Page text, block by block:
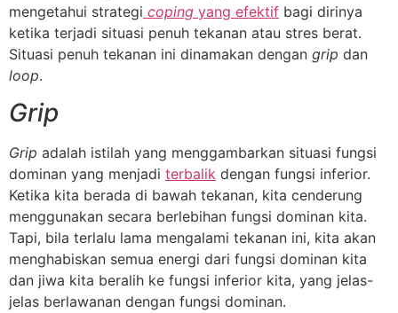
mengetahui strategi coping yang efektif bagi dirinya
ketika terjadi situasi penuh tekanan atau stres berat.
Situasi penuh tekanan ini dinamakan dengan grip dan
loop.
Grip
Grip adalah istilah yang menggambarkan situasi fungsi
dominan yang menjadi terbalik dengan fungsi inferior.
Ketika kita berada di bawah tekanan, kita cenderung
menggunakan secara berlebihan fungsi dominan kita.
Tapi, bila terlalu lama mengalami tekanan ini, kita akan
menghabiskan semua energi dari fungsi dominan kita
dan jiwa kita beralih ke fungsi inferior kita, yang jelas-
jelas berlawanan dengan fungsi dominan.